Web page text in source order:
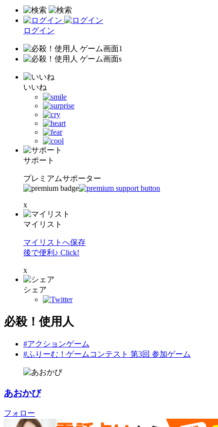
ログイン
いいね
サポート
プレミアムサポーター
x
マイリスト
マイリストへ保存
後で便利♪ Click!
x
シェア
必殺！使用人
#アクションゲーム
#ふりーむ！ゲームコンテスト 第3回 参加ゲーム
あおかび
フォロー